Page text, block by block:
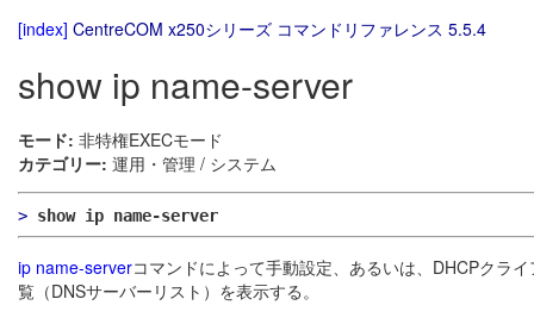
[index] CentreCOM x250シリーズ コマンドリファレンス 5.5.4
show ip name-server
モード: 非特権EXECモード
カテゴリー: 運用・管理 / システム
> show ip name-server
ip name-serverコマンドによって手動設定、あるいは、DHCPクラ
覧（DNSサーバーリスト）を表示する。